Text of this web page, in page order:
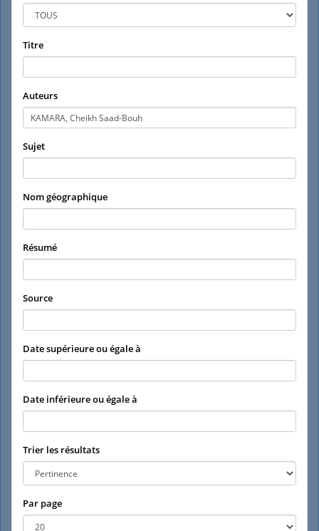
Titre
Auteurs
Sujet
Nom géographique
Résumé
Source
Date supérieure ou égale à
Date inférieure ou égale à
Trier les résultats
Par page